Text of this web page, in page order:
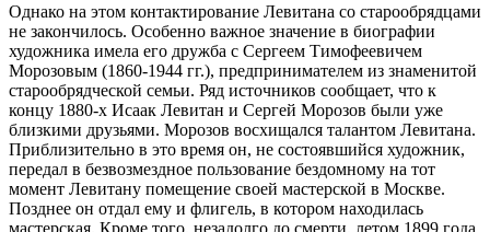
Однако на этом контактирование Левитана со старообрядцами
не закончилось. Особенно важное значение в биографии
художника имела его дружба с Сергеем Тимофеевичем
Морозовым (1860-1944 гг.), предпринимателем из знаменитой
старообрядческой семьи. Ряд источников сообщает, что к
концу 1880-х Исаак Левитан и Сергей Морозов были уже
близкими друзьями. Морозов восхищался талантом Левитана.
Приблизительно в это время он, не состоявшийся художник,
передал в безвозмездное пользование бездомному на тот
момент Левитану помещение своей мастерской в Москве.
Позднее он отдал ему и флигель, в котором находилась
мастерская. Кроме того, незадолго до смерти, летом 1899 года